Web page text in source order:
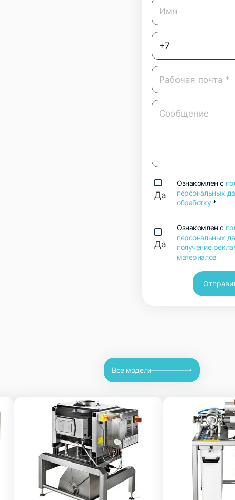
Да
Ознакомлен с
персональных
обработку*
Да
Ознакомлен с
персональных
получение
материалов
Все модели